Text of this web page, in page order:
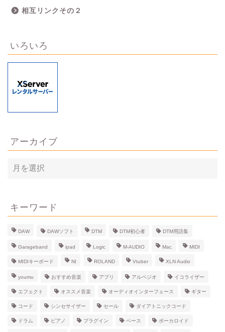
相互リンクその２
いろいろ
アーカイブ
ア
ー
ブ
キーワード
DAW DAWソフト DTM DTM初心者 DTM用語集
Garageband ipad Logic M-AUDIO Mac MIDI
MIDIキーボード NI ROLAND Vtuber XLN Audio
youmu おすすめ音楽 アプリ アルペジオ イコライザー
エフェクト オススメ音楽 オーディオインターフェース ギター
コード シンセサイザー セール ダイアトニックコード
ドラム ピアノ プラグイン ベース ボーカロイド